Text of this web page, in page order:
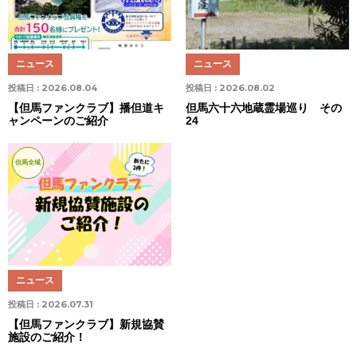
投稿日 : 2026.08.04
ニュース
【但馬ファンクラブ】播但道キ
ャンペーンのご紹介
投稿日 : 2026.08.02
ニュース
但馬六十六地蔵霊場巡り その
24
但馬全域
投稿日 : 2026.07.31
ニュース
【但馬ファンクラブ】新規協賛
施設のご紹介！